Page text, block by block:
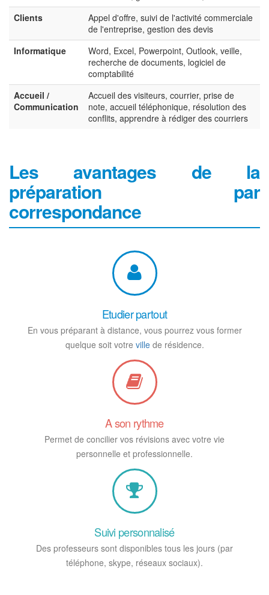
Clients
Appel d'offre, suivi de l'activité commerciale
de l'entreprise, gestion des devis
Informatique
Word, Excel, Powerpoint, Outlook, veille,
recherche de documents, logiciel de
comptabilité
Accueil /
Communication
Accueil des visiteurs, courrier, prise de
note, accueil téléphonique, résolution des
conflits, apprendre à rédiger des courriers
Les avantages de la
préparation par
correspondance
Etudier partout
En vous préparant à distance, vous pourrez vous former
quelque soit votre villede résidence.
A son rythme
Permet de concilier vos révisions avec votre vie
personnelle et professionnelle.
Suivi personnalisé
Des professeurs sont disponibles tous les jours (par
téléphone, skype, réseaux sociaux).